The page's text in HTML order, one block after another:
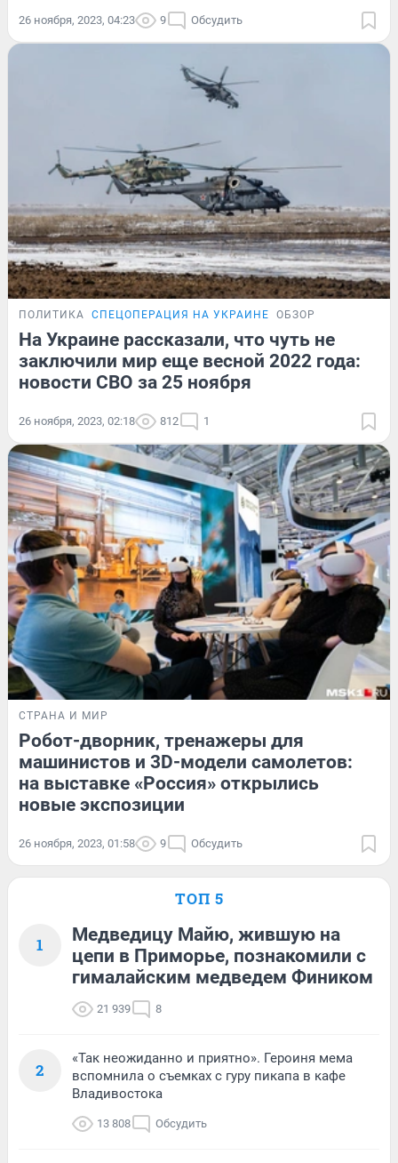
26 ноября, 2023, 04:23 9 Обсудить
ПОЛИТИКА СПЕЦОПЕРАЦИЯ НА УКРАИНЕ ОБЗОР
На Украине рассказали, что чуть не
заключили мир еще весной 2022 года:
новости СВО за 25 ноября
26 ноября, 2023, 02:18 812 1
СТРАНА И МИР
Робот-дворник, тренажеры для
машинистов и 3D-модели самолетов:
на выставке «Россия» открылись
новые экспозиции
26 ноября, 2023, 01:58 9 Обсудить
ТОП 5
1
Медведицу Майю, жившую на
цепи в Приморье, познакомили с
гималайским медведем Фиником
21 939 8
2
«Так неожиданно и приятно». Героиня мема
вспомнила о съемках с гуру пикапа в кафе
Владивостока
13 808 Обсудить